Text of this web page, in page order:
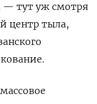
— тут уж смотря
центр тыла,